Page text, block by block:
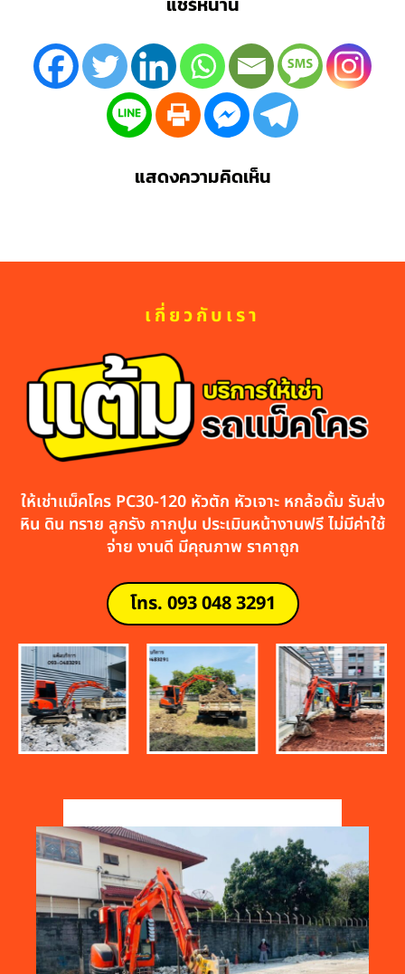
แสดงความคิดเห็น
เกี่ยวกับเรา
ให้เช่าแม็คโคร PC30-120 หัวตัก หัวเจาะ หกล้อดั้ม รับส่ง
หิน ดิน ทราย ลูกรัง กากปูน ประเมินหน้างานฟรี ไม่มีค่าใช้
จ่าย งานดี มีคุณภาพ ราคาถูก
โทร. 093 048 3291